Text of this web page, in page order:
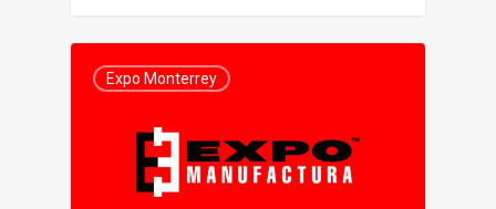
Expo Monterrey